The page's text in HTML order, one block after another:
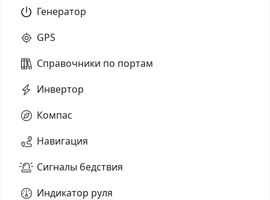
Генератор
GPS
Справочники по портам
Инвертор
Компас
Навигация
Сигналы бедствия
Индикатор руля